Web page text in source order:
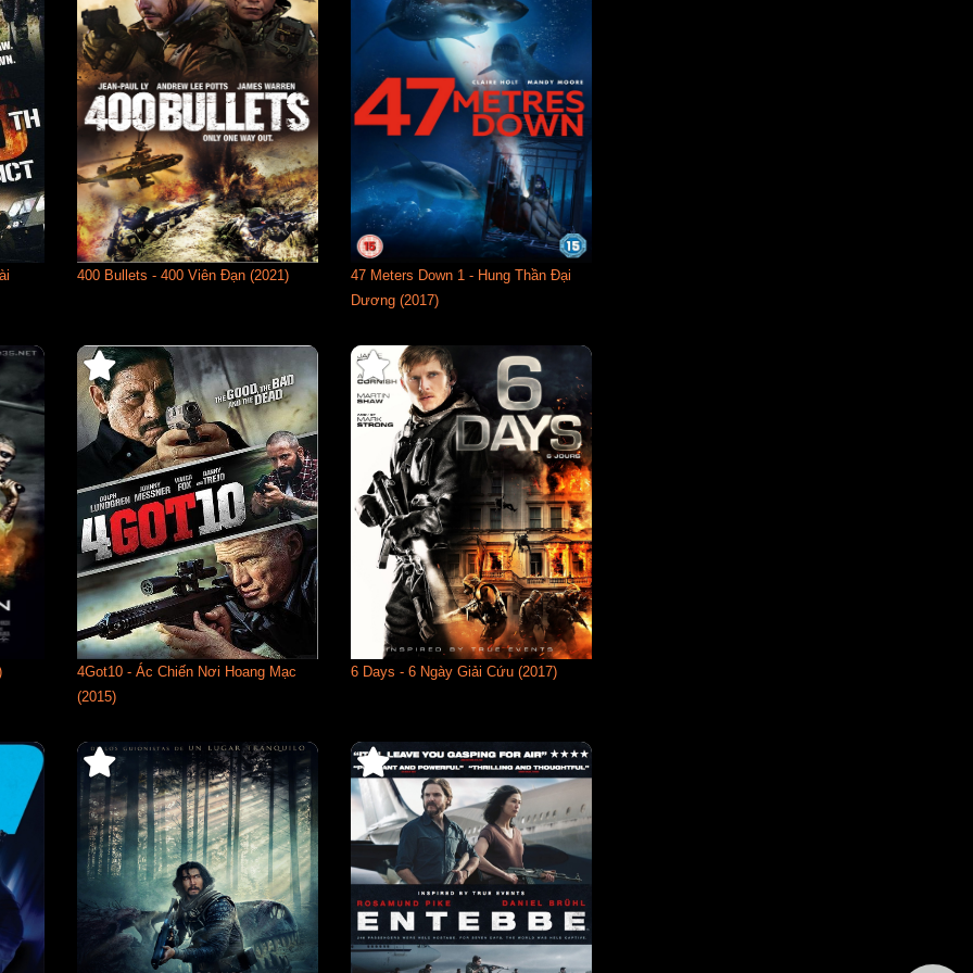
400 Bullets - 400 Viên Đạn (2021)
47 Meters Down 1 - Hung Thần Đại
Dương (2017)
4Got10 - Ác Chiến Nơi Hoang Mạc
(2015)
6 Days - 6 Ngày Giải Cứu (2017)